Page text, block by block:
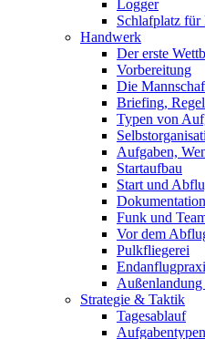
Logger
Schlafplatz für
Handwerk
Der erste
Vorbereitung
Die
Briefing,
Typen von
Aufgaben,
Startaufbau
Start und
Dokumentation
Funk und
Vor dem
Pulkfliegerei
Strategie & Taktik
Tagesablauf